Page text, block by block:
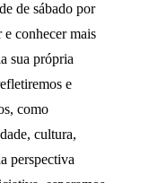
de sábado por
e conhecer mais
sua própria
e
como
cultura,
perspectiva